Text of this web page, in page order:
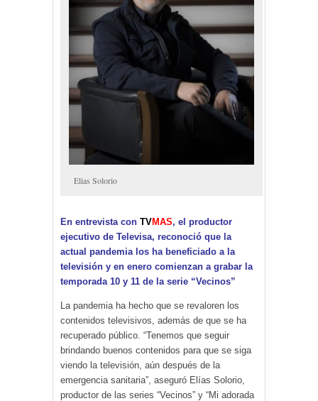
Elias Solorio
En entrevista con TVMAS, el productor
ejecutivo de Televisa, reconoció que la
actual pandemia los ha beneficiado a la
televisión y en enero comienzan a grabar la
temporada 10 y 11 de la serie “Vecinos”
La pandemia ha hecho que se revaloren los
contenidos televisivos, además de que se ha
recuperado público. “Tenemos que seguir
brindando buenos contenidos para que se siga
viendo la televisión, aún después de la
emergencia sanitaria”, aseguró Elías Solorio,
productor de las series “Vecinos” y “Mi adorada